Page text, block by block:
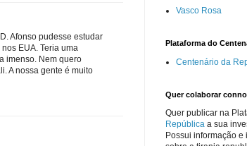
Afonso pudesse estudar
EUA. Teria uma
imenso. Nem quero
A nossa gente é muito
Vasco Rosa
Plataforma do
Centenário da
Quer colaborar
Quer publicar na
República a sua
Possui informação